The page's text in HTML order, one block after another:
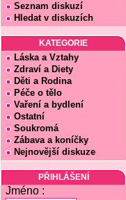
Seznam diskuzí
Hledat v diskuzích
KATEGORIE
Láska a Vztahy
Zdraví a Diety
Děti a Rodina
Péče o tělo
Vaření a bydlení
Ostatní
Soukromá
Zábava a koníčky
Nejnovější diskuze
PŘIHLÁŠENÍ
Jméno :